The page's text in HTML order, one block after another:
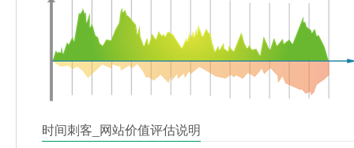
时间刺客_网站价值评估说明